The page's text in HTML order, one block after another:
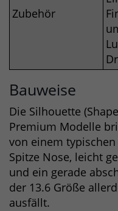
Zubehör
Bauweise
Die Silhouette
Premium Modelle
von einem
Spitze Nose, leicht
und ein gerade
der 13.6 Größe
ausfällt.